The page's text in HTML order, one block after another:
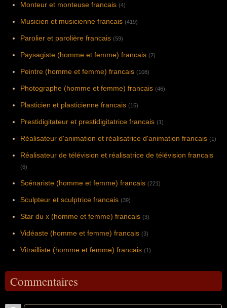
Monteur et monteuse francais (4)
Musicien et musicienne francais (419)
Parolier et parolière francais (59)
Paysagiste (homme et femme) francais (2)
Peintre (homme et femme) francais (108)
Photographe (homme et femme) francais (46)
Plasticien et plasticienne francais (15)
Prestidigitateur et prestidigitatrice francais (1)
Réalisateur d'animation et réalisatrice d'animation francais (1)
Réalisateur de télévision et réalisatrice de télévision francais
(6)
Scénariste (homme et femme) francais (221)
Sculpteur et sculptrice francais (39)
Star du x (homme et femme) francais (3)
Vidéaste (homme et femme) francais (3)
Vitrailliste (homme et femme) francais (1)
Commentaires